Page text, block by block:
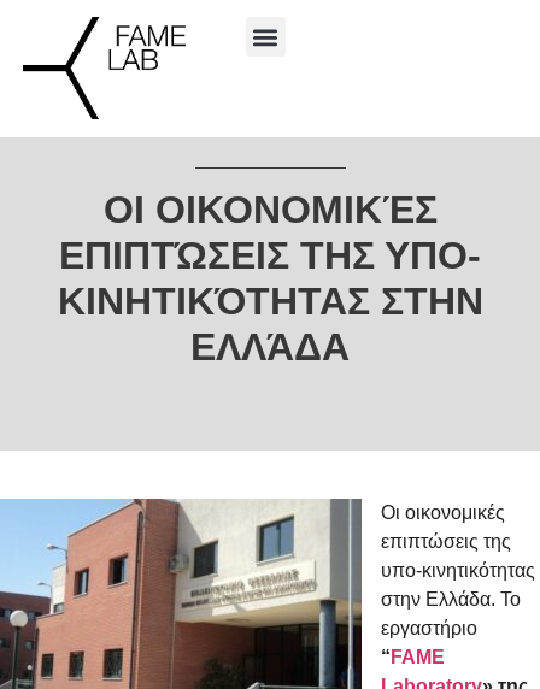
ΟΙ ΟΙΚΟΝΟΜΙΚΈΣ
ΕΠΙΠΤΏΣΕΙΣ ΤΗΣ ΥΠΟ-
ΚΙΝΗΤΙΚΌΤΗΤΑΣ ΣΤΗΝ
ΕΛΛΆΔΑ
Οι οικονομικές
επιπτώσεις της
υπο-κινητικότητας
στην Ελλάδα. Το
εργαστήριο
“ FAME